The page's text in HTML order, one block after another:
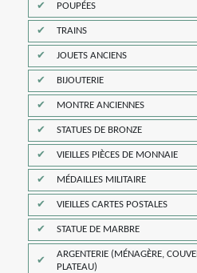
POUPÉES
TRAINS
JOUETS ANCIENS
BIJOUTERIE
MONTRE ANCIENNES
STATUES DE BRONZE
VIEILLES PIÈCES DE MONNAIE
MÉDAILLES MILITAIRE
VIEILLES CARTES POSTALES
STATUE DE MARBRE
ARGENTERIE (MÉNAGÈRE,
PLATEAU)